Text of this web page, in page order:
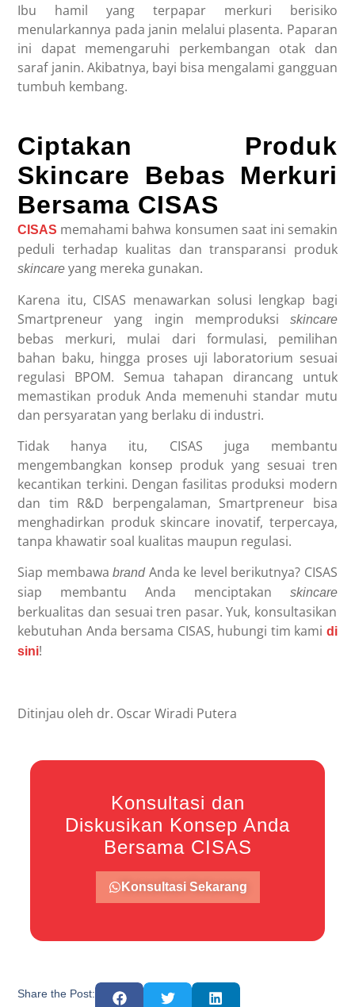
Ibu hamil yang terpapar merkuri berisiko
menularkannya pada janin melalui plasenta. Paparan
ini dapat memengaruhi perkembangan otak dan
saraf janin. Akibatnya, bayi bisa mengalami gangguan
tumbuh kembang.
Ciptakan Produk
Skincare Bebas Merkuri
Bersama CISAS
CISAS memahami bahwa konsumen saat ini semakin
peduli terhadap kualitas dan transparansi produk
skincareyang mereka gunakan.
Karena itu, CISAS menawarkan solusi lengkap bagi
Smartpreneur yang ingin memproduksi
skincare
bebas merkuri, mulai dari formulasi, pemilihan
bahan baku, hingga proses uji laboratorium sesuai
regulasi BPOM. Semua tahapan dirancang untuk
memastikan produk Anda memenuhi standar mutu
dan persyaratan yang berlaku di industri.
Tidak hanya itu, CISAS juga membantu
mengembangkan konsep produk yang sesuai tren
kecantikan terkini. Dengan fasilitas produksi modern
dan tim R&D berpengalaman, Smartpreneur bisa
menghadirkan produk skincare inovatif, terpercaya,
tanpa khawatir soal kualitas maupun regulasi.
Siap membawabrand Anda ke level berikutnya? CISAS
siap membantu Anda menciptakan
skincare
berkualitas dan sesuai tren pasar. Yuk, konsultasikan
kebutuhan Anda bersama CISAS, hubungi tim kami di
sini!
Ditinjau oleh dr. Oscar Wiradi Putera
Konsultasi dan
Diskusikan Konsep Anda
Bersama CISAS
Konsultasi Sekarang
Share the Post: